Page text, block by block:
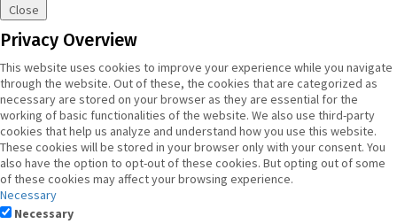
Close
Privacy Overview
This website uses cookies to improve your experience while you navigate
through the website. Out of these, the cookies that are categorized as
necessary are stored on your browser as they are essential for the
working of basic functionalities of the website. We also use third-party
cookies that help us analyze and understand how you use this website.
These cookies will be stored in your browser only with your consent. You
also have the option to opt-out of these cookies. But opting out of some
of these cookies may affect your browsing experience.
Necessary
Necessary